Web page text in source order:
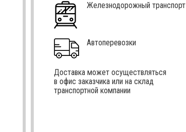
Железнодорожный транспорт
Автоперевозки
Доставка может осуществляться
в офис заказчика или на склад
транспортной компании